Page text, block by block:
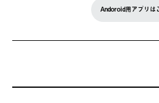
Andoroid用アプリは